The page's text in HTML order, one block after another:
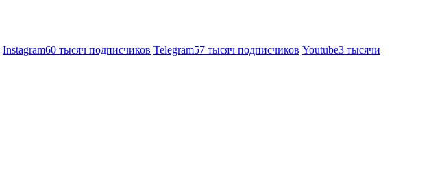
Instagram60 тысяч подписчиков Telegram57 тысяч подписчиков Youtube3 тысячи